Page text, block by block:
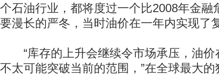
个石油行业，都将度过一个比2008年金融
要漫长的严冬，当时油价在一年内实现了
“库存的上升会继续令市场承压，油价
不太可能突破当前的范围，”在全球最大